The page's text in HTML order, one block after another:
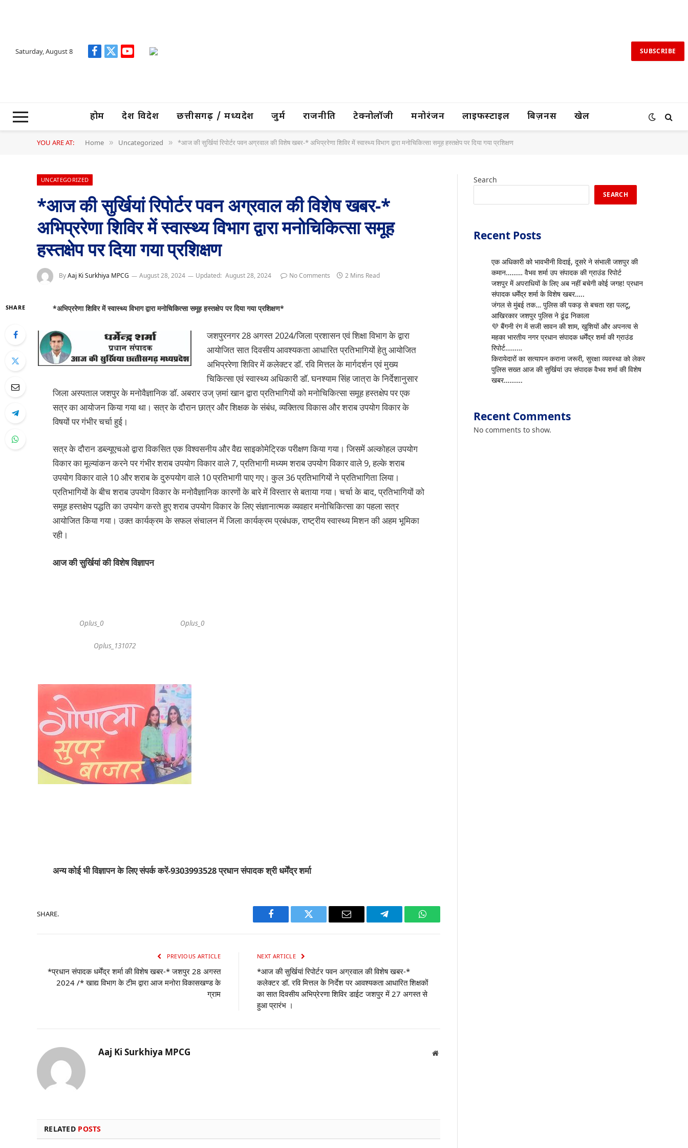
Saturday, August 8 Facebook
X
YouTube SUBSCRIBE
होम देश विदेश छत्तीसगढ़ / मध्यप्रदेश जुर्म राजनीति टेक्नोलॉजी मनोरंजन लाइफस्टाइल बिज़नस खेल
YOU ARE AT: Home » Uncategorized » *आज की सुर्खियां रिपोर्टर पवन अग्रवाल की विशेष खबर-* अभिप्ररेणा शिविर में स्वास्थ्य विभाग द्वारा मनोचिकित्सा समूह हस्तक्षेप पर दिया गया प्रशिक्षण
UNCATEGORIZED
*आज की सुर्खियां रिपोर्टर पवन अग्रवाल की विशेष खबर-*
अभिप्ररेणा शिविर में स्वास्थ्य विभाग द्वारा मनोचिकित्सा समूह
हस्तक्षेप पर दिया गया प्रशिक्षण
ByAaj Ki Surkhiya MPCG August 28, 2024 Updated: August 28, 2024 No Comments 2 Mins Read
SHARE *अभिप्ररेणा शिविर में स्वास्थ्य विभाग द्वारा मनोचिकित्सा समूह हस्तक्षेप पर दिया गया प्रशिक्षण*
जशपुरनगर 28 अगस्त 2024/जिला प्रशासन एवं शिक्षा विभाग के द्वारा
आयोजित सात दिवसीय आवश्यकता आधारित प्रतिभागियों हेतु आयोजित
अभिप्ररेणा शिविर में कलेक्टर डॉ. रवि मित्तल के मार्गदर्शन एवं मुख्य
चिकित्सा एवं स्वास्थ्य अधिकारी डॉ. घनश्याम सिंह जात्रा के निर्देशानुसार
जिला अस्पताल जशपुर के मनोवैज्ञानिक डॉ. अबरार उज् ज़मां खान द्वारा प्रतिभागियों को मनोचिकित्सा समूह हस्तक्षेप पर एक
सत्र का आयोजन किया गया था। सत्र के दौरान छात्र और शिक्षक के संबंध, व्यक्तित्व विकास और शराब उपयोग विकार के
विषयों पर गंभीर चर्चा हुई।
सत्र के दौरान डब्ल्यूएचओ द्वारा विकसित एक विश्वसनीय और वैद्य साइकोमेट्रिक परीक्षण किया गया। जिसमें अल्कोहल उपयोग
विकार का मूल्यांकन करने पर गंभीर शराब उपयोग विकार वाले 7, प्रतिभागी मध्यम शराब उपयोग विकार वाले 9, हल्के शराब
उपयोग विकार वाले 10 और शराब के दुरुपयोग वाले 10 प्रतिभागी पाए गए। कुल 36 प्रतिभागियों ने प्रतिभागिता लिया।
प्रतिभागियों के बीच शराब उपयोग विकार के मनोवैज्ञानिक कारणों के बारे में विस्तार से बताया गया। चर्चा के बाद, प्रतिभागियों को
समूह हस्तक्षेप पद्धति का उपयोग करते हुए शराब उपयोग विकार के लिए संज्ञानात्मक व्यवहार मनोचिकित्सा का पहला सत्र
आयोजित किया गया। उक्त कार्यक्रम के सफल संचालन में जिला कार्यक्रम प्रबंधक, राष्ट्रीय स्वास्थ्य मिशन की अहम भूमिका
रही।
आज की सुर्खियां की विशेष विज्ञापन
Oplus_0 Oplus_0
Oplus_131072
अन्य कोई भी विज्ञापन के लिए संपर्क करें-9303993528 प्रधान संपादक श्री धर्मेंद्र शर्मा
SHARE.
Facebook Twitter Email Telegram WhatsApp
PREVIOUS ARTICLE
*प्रधान संपादक धर्मेंद्र शर्मा की विशेष खबर-* जशपुर 28 अगस्त
2024 /* खाद्य विभाग के टीम द्वारा आज मनोरा विकासखण्ड के
ग्राम
NEXT ARTICLE
*आज की सुर्खियां रिपोर्टर पवन अग्रवाल की विशेष खबर-*
कलेक्टर डॉ. रवि मित्तल के निर्देश पर आवश्यकता आधारित शिक्षकों
का सात दिवसीय अभिप्रेरणा शिविर डाईट जशपुर में 27 अगस्त से
हुआ प्रारंभ ‌।
Aaj Ki Surkhiya MPCG Website
RELATED POSTS
Search
SEARCH
Recent Posts
एक अधिकारी को भावभीनी विदाई, दूसरे ने संभाली जशपुर की
कमान……… वैभव शर्मा उप संपादक की ग्राउंड रिपोर्ट
जशपुर में अपराधियों के लिए अब नहीं बचेगी कोई जगह! प्रधान
संपादक धर्मेंद्र शर्मा के विशेष खबर…..
जंगल से मुंबई तक… पुलिस की पकड़ से बचता रहा पलटू,
आखिरकार जशपुर पुलिस ने ढूंढ निकाला
💜 बैंगनी रंग में सजी सावन की शाम, खुशियों और अपनत्व से
महका भारतीय नगर प्रधान संपादक धर्मेंद्र शर्मा की ग्राउंड
रिपोर्ट………
किरायेदारों का सत्यापन कराना जरूरी, सुरक्षा व्यवस्था को लेकर
पुलिस सख्त आज की सुर्खियां उप संपादक वैभव शर्मा की विशेष
खबर……….
Recent Comments
No comments to show.